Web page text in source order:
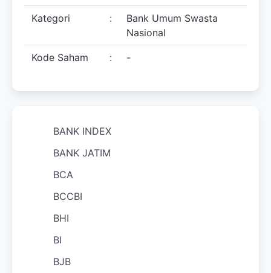
Kategori :
Bank Umum Swasta
Nasional
Kode Saham : -
BANK INDEX
BANK JATIM
BCA
BCCBI
BHI
BI
BJB